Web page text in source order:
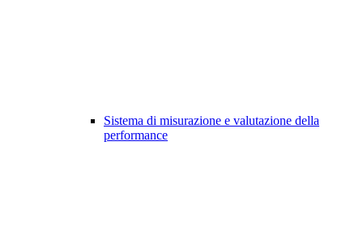
Sistema di misurazione e valutazione della
performance